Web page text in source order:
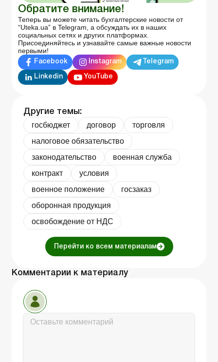
Обратите внимание!
Теперь вы можете читать бухгалтерские новости от
“Uteka.ua” в Telegram, а обсуждать их в наших
социальных сетях и других платформах.
Присоединяйтесь и узнавайте самые важные новости
первыми!
Facebook Instagram Telegram
Linkedin YouTube
Другие темы:
госбюджет договор
торговля
налоговое обязательство
законодательство
военная служба
контракт
условия
военное положение
госзаказ
оборонная продукция
освобождение от НДС
Перейти ко всем материалам
Комментарии к материалу